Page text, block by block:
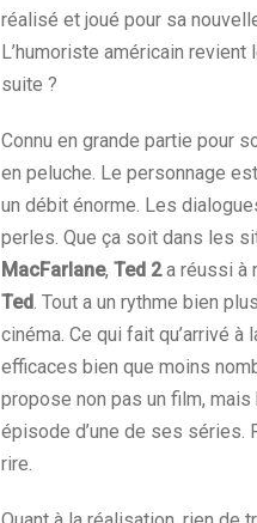
réalisé et joué pour sa
L’humoriste américain revient
suite ?
Connu en grande partie pour
en peluche. Le personnage
un débit énorme. Les
perles. Que ça soit dans les
MacFarlane, Ted 2a réussi à
Ted. Tout a un rythme bien
cinéma. Ce qui fait qu’arrivé
efficaces bien que moins
propose non pas un film,
épisode d’une de ses
rire.